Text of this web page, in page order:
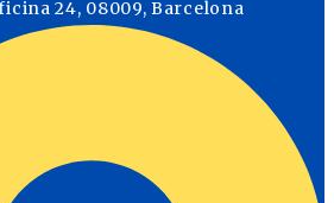
24, 08009, Barcelona